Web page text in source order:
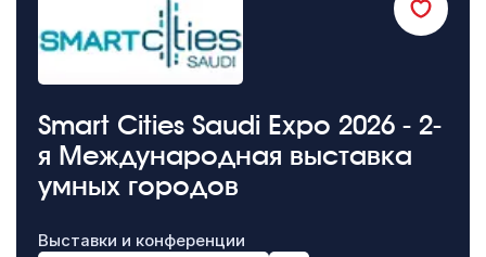
Smart Cities Saudi Expo 2026 - 2-
я Международная выставка
умных городов
Выставки и конференции